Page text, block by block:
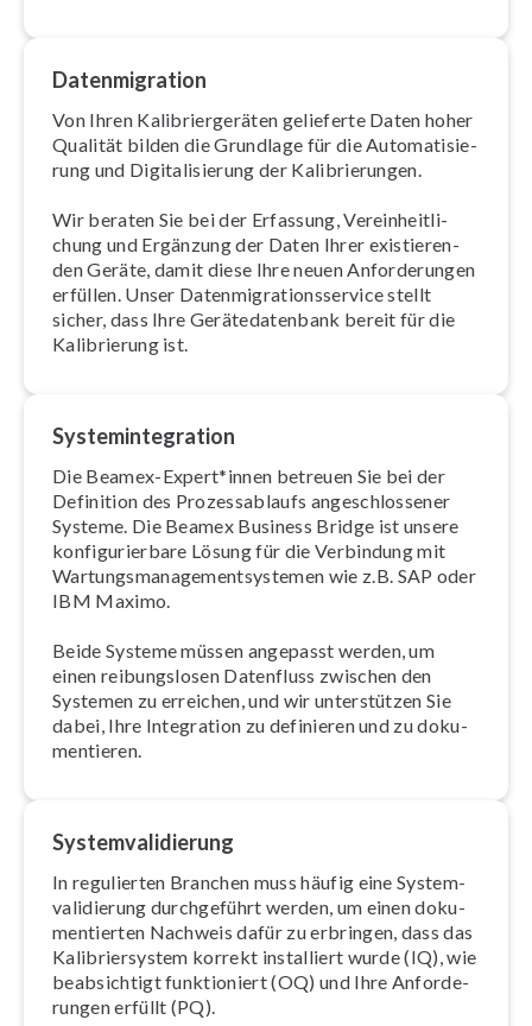
Da­ten­mi­gra­ti­on
Von Ihren Ka­li­brier­ge­rä­ten gelieferte Daten hoher
Qualität bilden die Grundlage für die Au­to­ma­ti­sie­
rung und Di­gi­ta­li­sie­rung der Ka­li­brie­run­gen.
Wir beraten Sie bei der Erfassung, Ver­ein­heit­li­
chung und Ergänzung der Daten Ihrer exis­tie­ren­
den Geräte, damit diese Ihre neuen An­for­de­run­gen
erfüllen. Unser Da­ten­mi­gra­ti­ons­ser­vice stellt
sicher, dass Ihre Ge­rä­te­da­ten­bank bereit für die
Ka­li­brie­rung ist.
Sys­tem­in­te­gra­ti­on
Die Beamex-Expert*innen betreuen Sie bei der
Definition des Pro­zess­ab­laufs an­ge­schlos­se­ner
Systeme. Die Beamex Business Bridge ist unsere
kon­fi­gu­rier­ba­re Lösung für die Verbindung mit
War­tungs­ma­nage­ment­sys­te­men wie z.B. SAP oder
IBM Maximo.
Beide Systeme müssen angepasst werden, um
einen rei­bungs­lo­sen Datenfluss zwischen den
Systemen zu erreichen, und wir un­ter­stüt­zen Sie
dabei, Ihre Integration zu definieren und zu do­ku­
men­tie­ren.
Sys­tem­va­li­die­rung
In regulierten Branchen muss häufig eine Sys­tem­
va­li­die­rung durch­ge­führt werden, um einen do­ku­
men­tier­ten Nachweis dafür zu erbringen, dass das
Ka­li­brier­sys­tem korrekt installiert wurde (IQ), wie
be­ab­sich­tigt funk­tio­niert (OQ) und Ihre An­for­de­
run­gen erfüllt (PQ).